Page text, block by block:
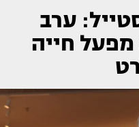
ערב
חייה